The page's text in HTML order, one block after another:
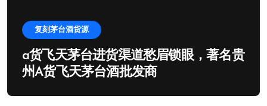
复刻茅台酒货源
a货飞天茅台进货渠道愁眉锁眼，著名贵
州A货飞天茅台酒批发商